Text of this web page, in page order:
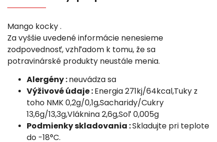
Mango kocky .
Za vyššie uvedené informácie nenesieme
zodpovednosť, vzhľadom k tomu, že sa
potravinárské produkty neustále menia.
Alergény :neuvádza sa
Výživové údaje :Energia 271kj/64kcal,Tuky z
toho NMK 0,2g/0,1g,Sacharidy/Cukry
13,6g/13,3g,Vláknina 2,6g,Soľ 0,005g
Podmienky skladovania :Skladujte pri teplote
do -18°C.